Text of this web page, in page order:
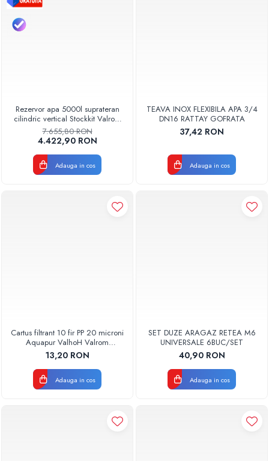
Rezervor apa 5000l suprateran
cilindric vertical Stockkit Valrom
49020150000
7.655,80 RON
4.422,90 RON
Adauga in cos
TEAVA INOX FLEXIBILA APA 3/4
DN16 RATTAY GOFRATA
37,42 RON
Adauga in cos
Cartus filtrant 10 fir PP 20 microni
Aquapur ValhoH Valrom
AQUA07000210020
13,20 RON
Adauga in cos
SET DUZE ARAGAZ RETEA M6
UNIVERSALE 6BUC/SET
40,90 RON
Adauga in cos